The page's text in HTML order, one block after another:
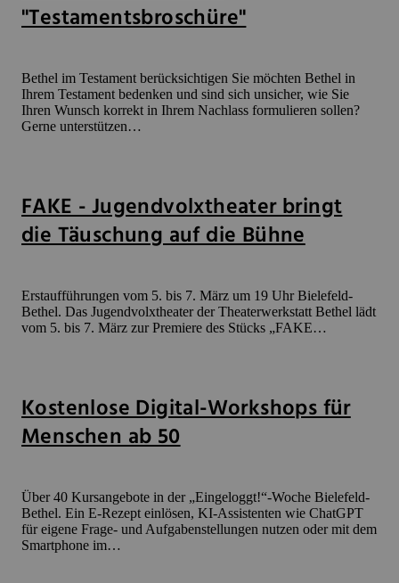
"Testamentsbroschüre"
Bethel im Testament berücksichtigen Sie möchten Bethel in
Ihrem Testament bedenken und sind sich unsicher, wie Sie
Ihren Wunsch korrekt in Ihrem Nachlass formulieren sollen?
Gerne unterstützen…
FAKE - Jugendvolxtheater bringt
die Täuschung auf die Bühne
Erstaufführungen vom 5. bis 7. März um 19 Uhr Bielefeld-
Bethel. Das Jugendvolxtheater der Theaterwerkstatt Bethel lädt
vom 5. bis 7. März zur Premiere des Stücks „FAKE…
Kostenlose Digital-Workshops für
Menschen ab 50
Über 40 Kursangebote in der „Eingeloggt!“-Woche Bielefeld-
Bethel. Ein E-Rezept einlösen, KI-Assistenten wie ChatGPT
für eigene Frage- und Aufgabenstellungen nutzen oder mit dem
Smartphone im…